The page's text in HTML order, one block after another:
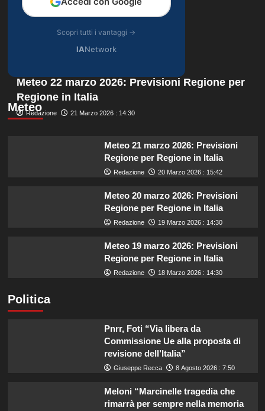
Scopri tutti i vantaggi →
IANetwork
Meteo
Meteo 22 marzo 2026: Previsioni Regione per
Regione in Italia
Redazione 21 Marzo 2026 : 14:30
Meteo 21 marzo 2026: Previsioni
Regione per Regione in Italia
Redazione 20 Marzo 2026 : 15:42
Meteo 20 marzo 2026: Previsioni
Regione per Regione in Italia
Redazione 19 Marzo 2026 : 14:30
Meteo 19 marzo 2026: Previsioni
Regione per Regione in Italia
Redazione 18 Marzo 2026 : 14:30
Politica
Pnrr, Foti “Via libera da
Commissione Ue alla proposta di
revisione dell’Italia”
Giuseppe Recca 8 Agosto 2026 : 7:50
Meloni “Marcinelle tragedia che
rimarrà per sempre nella memoria